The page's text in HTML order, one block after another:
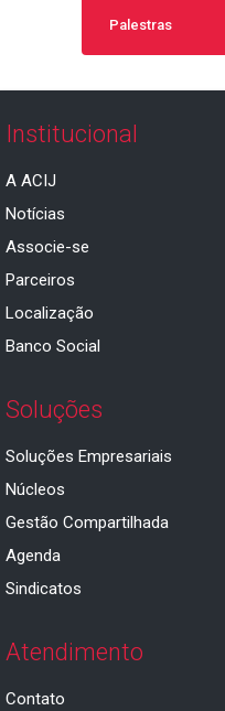
Palestras
Institucional
A ACIJ
Notícias
Associe-se
Parceiros
Localização
Banco Social
Soluções
Soluções Empresariais
Núcleos
Gestão Compartilhada
Agenda
Sindicatos
Atendimento
Contato